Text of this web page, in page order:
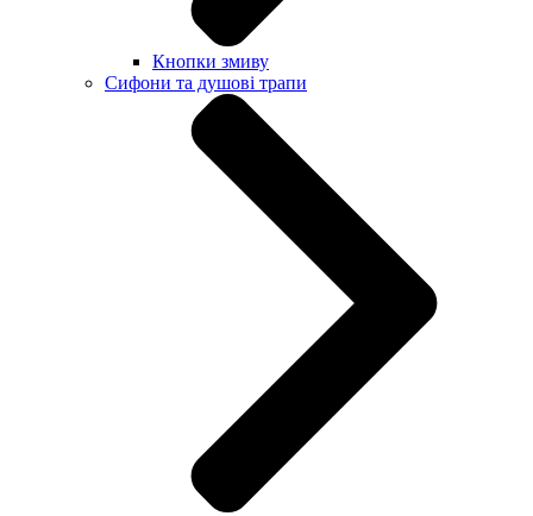
Кнопки змиву
Сифони та душові трапи